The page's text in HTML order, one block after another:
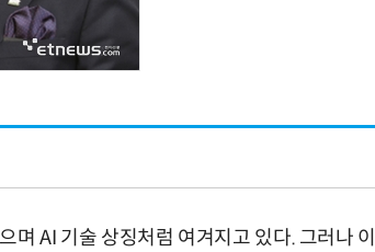
AI 기술 상징처럼 여겨지고 있다. 그러나 이